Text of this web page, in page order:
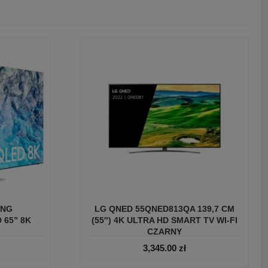
65” 8K
LG QNED 55QNED813QA 139,7 CM
(55″) 4K ULTRA HD SMART TV WI-FI
CZARNY
3,345.00 zł